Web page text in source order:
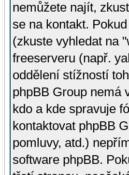
nemůžete najít,
se na kontakt.
(zkuste vyhledat na
freeserveru (např.
oddělení stížností
phpBB Group nemá
kdo a kde spravuje
kontaktovat phpBB
pomluvy, atd.)
software phpBB.